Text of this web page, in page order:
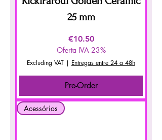
25 mm
Price
€10.50
Oferta IVA 23%
Excluding VAT | Entregas entre 24 a 48h
Pre-Order
Acessórios